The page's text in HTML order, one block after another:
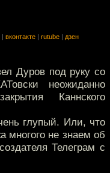
вконтакте rutube дзен
Дуров под руку со
неожиданно
Каннского
глупый. Или, что
многого не знаем об
Телеграм с